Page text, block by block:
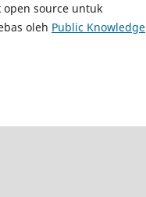
open source untuk
oleh Public Knowledge